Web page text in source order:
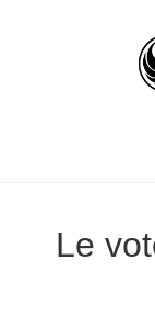
Le